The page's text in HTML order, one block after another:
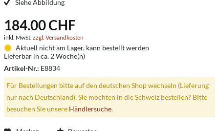
Siehe Abbildung
184.00 CHF
inkl. MwSt. zzgl. Versandkosten
Aktuell nicht am Lager, kann bestellt werden
Lieferbar in ca. 2 Woche(n)
Artikel-Nr.: E8834
Für Bestellungen bitte auf den deutschen Shop wechseln (Lieferung
nur nach Deutschland). Sie möchten in die Schweiz bestellen? Bitte
besuchen Sie unsere Händlersuche.